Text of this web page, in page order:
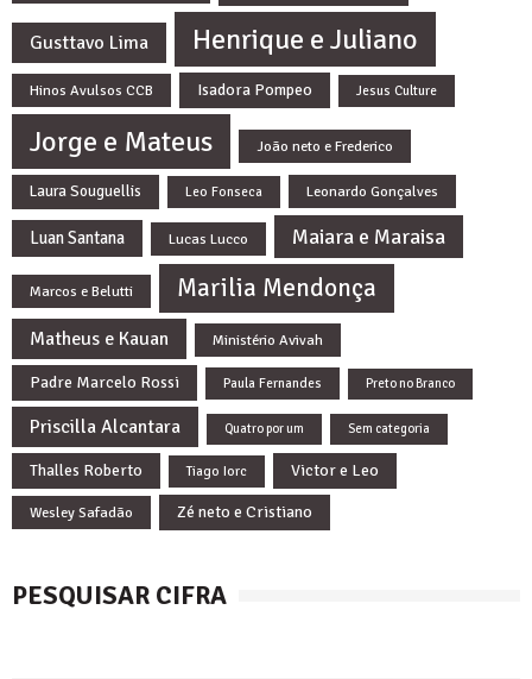
Gusttavo Lima Henrique e Juliano
Hinos Avulsos CCB Isadora Pompeo Jesus Culture
Jorge e Mateus João neto e Frederico
Laura Souguellis Leo Fonseca Leonardo Gonçalves
Luan Santana Lucas Lucco Maiara e Maraisa
Marcos e Belutti Marilia Mendonça
Matheus e Kauan Ministério Avivah
Padre Marcelo Rossi Paula Fernandes Preto no Branco
Priscilla Alcantara Quatro por um Sem categoria
Thalles Roberto Tiago Iorc Victor e Leo
Wesley Safadão Zé neto e Cristiano
PESQUISAR CIFRA